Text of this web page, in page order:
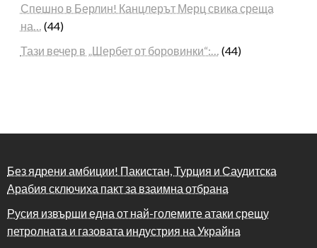
Спешно в Берлин! Канцлерът Мерц свика среща
на… (44)
Тази вечер в „Шербет от боровинки“:… (44)
Без ядрени амбиции! Пакистан, Турция и Саудитска
Арабия сключиха пакт за взаимна отбрана
Русия извърши една от най-големите атаки срещу
петролната и газовата индустрия на Украйна